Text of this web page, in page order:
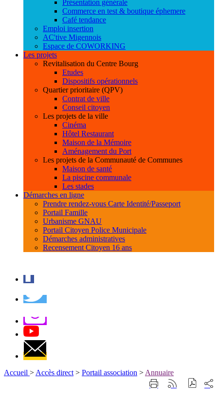
Présentation générale
Commerce en test & boutique éphemere
Café tendance
Emploi insertion
AC'tive Migennois
Espace de COWORKING
Les projets
Revitalisation du Centre Bourg
Etudes
Dispositifs opérationnels
Quartier prioritaire (QPV)
Contrat de ville
Conseil citoyen
Les projets de la ville
Cinéma
Hôtel Restaurant
Maison de la Mémoire
Aménagement du Port
Les projets de la Communauté de Communes
Maison de santé
La piscine communale
Les stades
Démarches en ligne
Prendre rendez-vous Carte Identité/Passeport
Portail Famille
Urbanisme GNAU
Portail Citoyen Police Municipale
Démarches administratives
Recensement Citoyen 16 ans
Accueil > Accès direct > Portail association > Annuaire
ImprimerGénérer
sur